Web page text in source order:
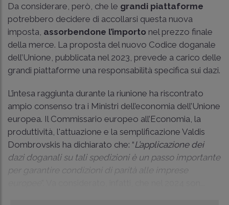
Da considerare, però, che le grandi piattaforme
potrebbero decidere di accollarsi questa nuova
imposta, assorbendone l’importo nel prezzo finale
della merce. La proposta del nuovo Codice doganale
dell’Unione, pubblicata nel 2023, prevede a carico delle
grandi piattaforme una responsabilità specifica sui dazi.
L’intesa raggiunta durante la riunione ha riscontrato
ampio consenso tra i Ministri dell’economia dell’Unione
europea. Il Commissario europeo all’Economia, la
produttività, l'attuazione e la semplificazione Valdis
Dombrovskis ha dichiarato che: “L’applicazione dei
dazi doganali su tali spedizioni è un passo importante
per garantire condizioni di parità alle imprese